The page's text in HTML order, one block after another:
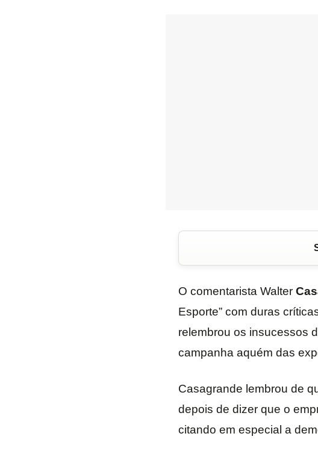
O comentarista Walter
Esporte” com duras
relembrou os insucessos
campanha aquém das
Casagrande lembrou de
depois de dizer que o
citando em especial a